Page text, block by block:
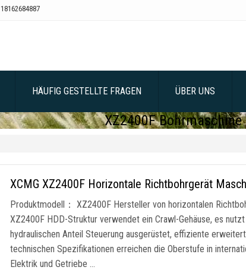
18162684887
HÄUFIG GESTELLTE FRAGEN ÜBER UNS
XZ2400F Bohrmaschine
XCMG XZ2400F Horizontale Richtbohrgerät
Produktmodell： XZ2400F Hersteller von horizontalen
XZ2400F HDD-Struktur verwendet ein Crawl-Gehäuse, es
hydraulischen Anteil Steuerung ausgerüstet, effiziente
technischen Spezifikationen erreichen die Oberstufe in
Elektrik und Getriebe …